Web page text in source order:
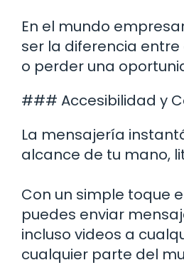
En el mundo
ser la diferencia
o perder una
### Accesibilidad y
La mensajería
alcance de tu mano,
Con un simple toque
puedes enviar
incluso videos a
cualquier parte del